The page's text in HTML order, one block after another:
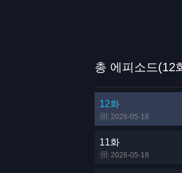
총 에피소드(12
12화
2026-05-18
11화
2026-05-18